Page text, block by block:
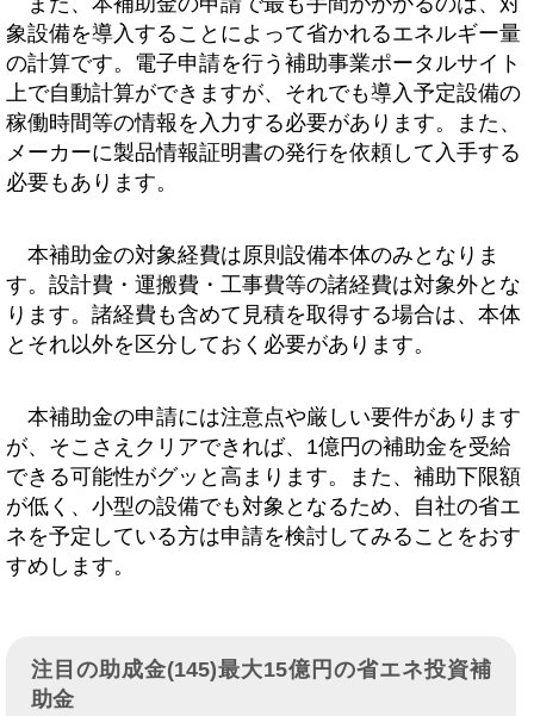
象設備を導入することによって省かれるエネルギー量
の計算です。電子申請を行う補助事業ポータルサイト
上で自動計算ができますが、それでも導入予定設備の
稼働時間等の情報を入力する必要があります。また、
メーカーに製品情報証明書の発行を依頼して入手する
必要もあります。
本補助金の対象経費は原則設備本体のみとなりま
す。設計費・運搬費・工事費等の諸経費は対象外とな
ります。諸経費も含めて見積を取得する場合は、本体
とそれ以外を区分しておく必要があります。
本補助金の申請には注意点や厳しい要件があります
が、そこさえクリアできれば、1億円の補助金を受給
できる可能性がグッと高まります。また、補助下限額
が低く、小型の設備でも対象となるため、自社の省エ
ネを予定している方は申請を検討してみることをおす
すめします。
注目の助成金(145)最大15億円の省エネ投資補
助金